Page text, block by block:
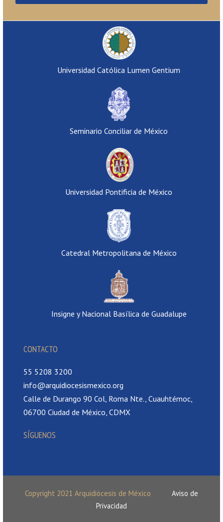
Universidad Católica Lumen Gentium
Seminario Conciliar de México
Universidad Pontificia de México
Catedral Metropolitana de México
Insigne y Nacional Basílica de Guadalupe
CONTACTO
55 5208 3200
info@arquidiocesismexico.org
Calle de Durango 90 Col, Roma Nte., Cuauhtémoc,
06700 Ciudad de México, CDMX
SÍGUENOS
Copyright 2021 Arquidiócesis de México
Aviso de
Privacidad